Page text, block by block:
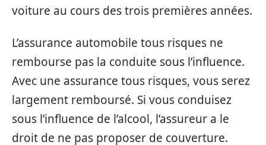
voiture au cours des trois premières années.
L’assurance automobile tous risques ne
rembourse pas la conduite sous l’influence.
Avec une assurance tous risques, vous serez
largement remboursé. Si vous conduisez
sous l’influence de l’alcool, l’assureur a le
droit de ne pas proposer de couverture.